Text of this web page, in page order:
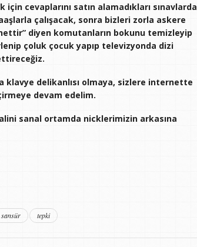
cevaplarını satın alamadıkları sınavlarda
çalışacak, sonra bizleri zorla askere
diyen komutanların bokunu temizleyip
çoluk çocuk yapıp televizyonda dizi
klavye delikanlısı olmaya, sizlere internette
devam edelim.
sanal ortamda nicklerimizin arkasına
sansür tepki